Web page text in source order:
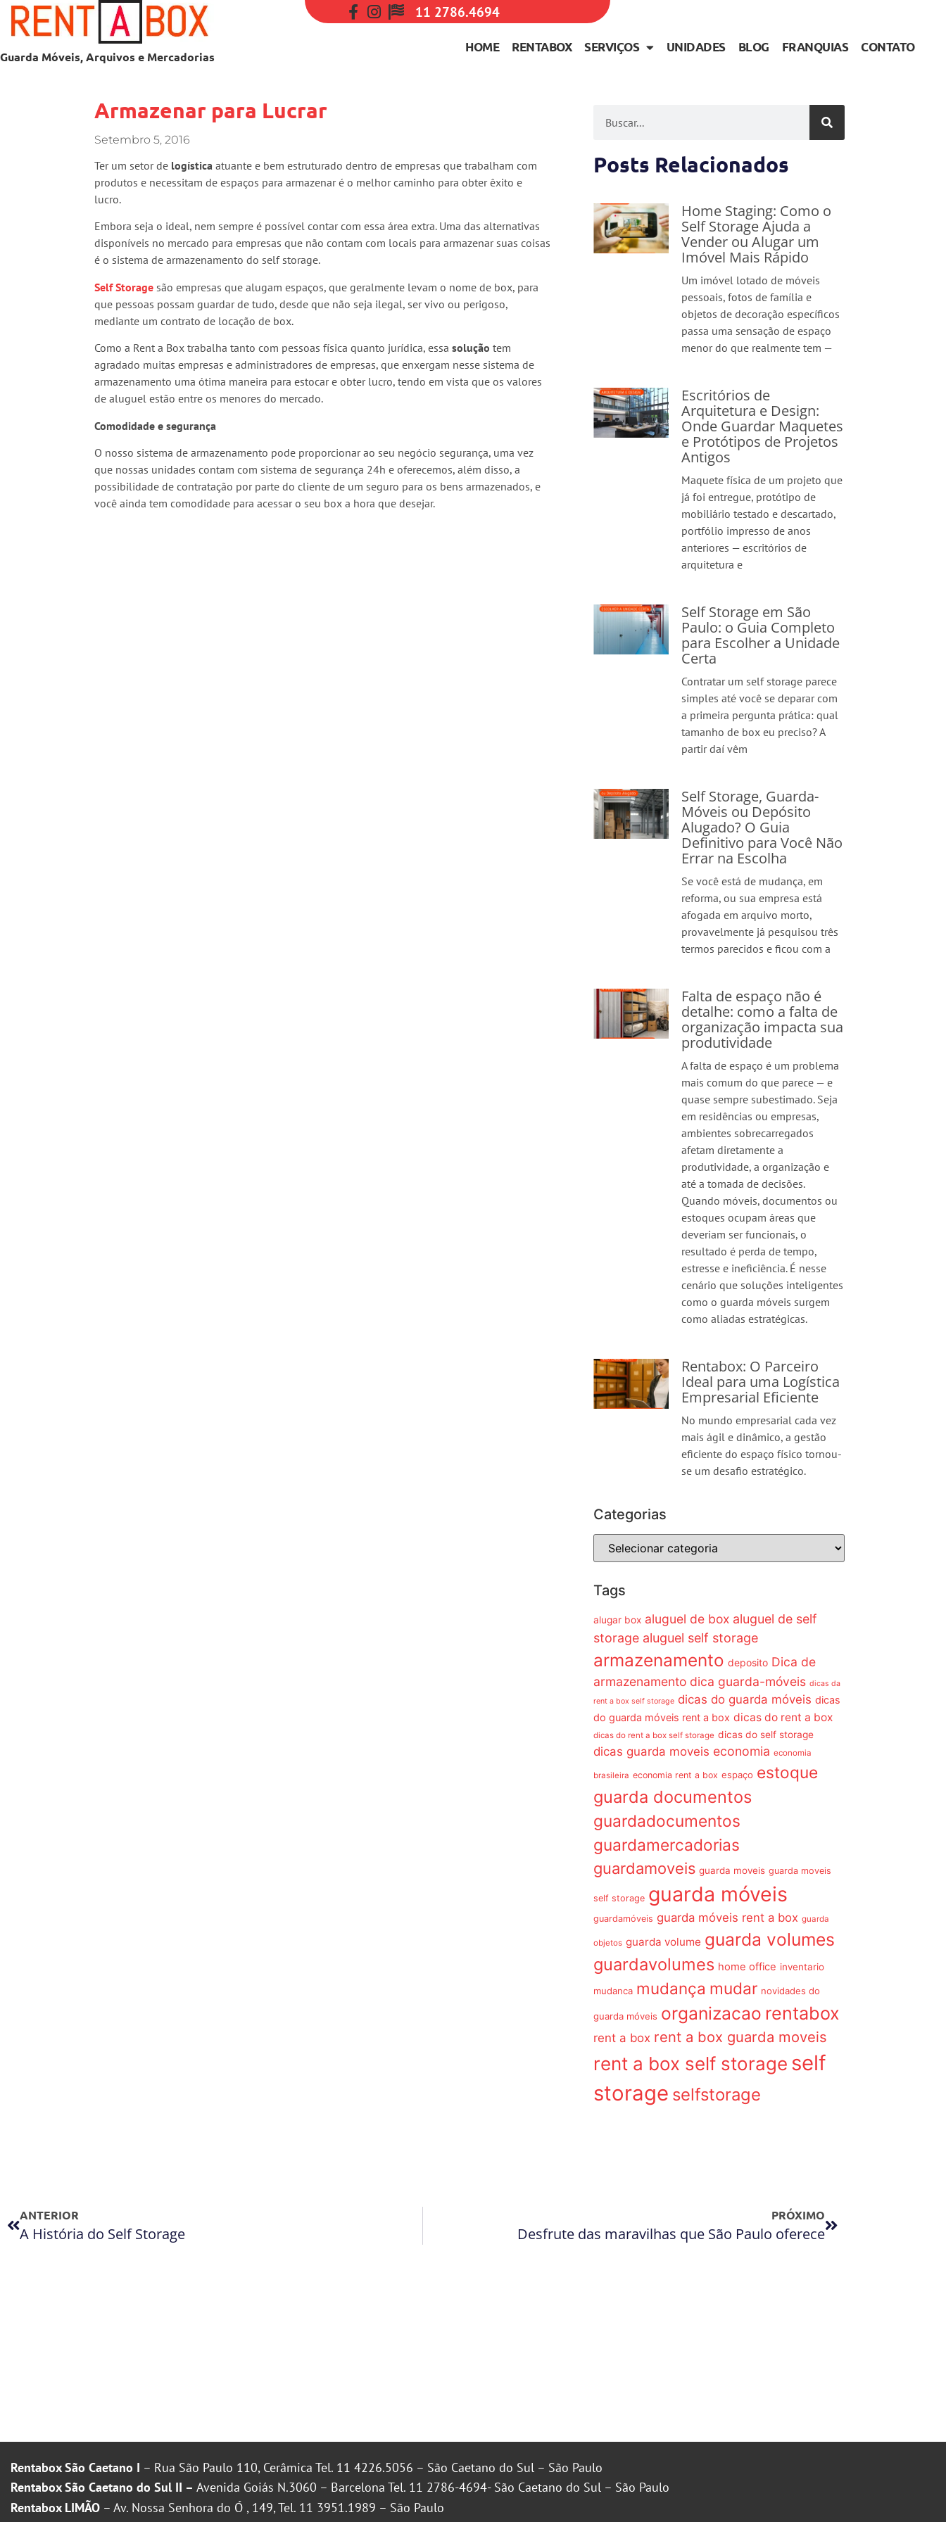
11 2786.4694
Guarda Móveis, Arquivos e Mercadorias
HOME RENTABOX SERVIÇOS UNIDADES BLOG FRANQUIAS CONTATO
Armazenar para Lucrar
Setembro 5, 2016
Ter um setor de logística atuante e bem estruturado dentro de empresas que trabalham com
produtos e necessitam de espaços para armazenar é o melhor caminho para obter êxito e
lucro.
Embora seja o ideal, nem sempre é possível contar com essa área extra. Uma das alternativas
disponíveis no mercado para empresas que não contam com locais para armazenar suas coisas
é o sistema de armazenamento do self storage.
Self Storage são empresas que alugam espaços, que geralmente levam o nome de box, para
que pessoas possam guardar de tudo, desde que não seja ilegal, ser vivo ou perigoso,
mediante um contrato de locação de box.
Como a Rent a Box trabalha tanto com pessoas física quanto jurídica, essasolução tem
agradado muitas empresas e administradores de empresas, que enxergam nesse sistema de
armazenamento uma ótima maneira para estocar e obter lucro, tendo em vista que os valores
de aluguel estão entre os menores do mercado.
Comodidade e segurança
O nosso sistema de armazenamento pode proporcionar ao seu negócio segurança, uma vez
que nossas unidades contam com sistema de segurança 24h e oferecemos, além disso, a
possibilidade de contratação por parte do cliente de um seguro para os bens armazenados, e
você ainda tem comodidade para acessar o seu box a hora que desejar.
Posts Relacionados
Home Staging: Como o
Self Storage Ajuda a
Vender ou Alugar um
Imóvel Mais Rápido
Um imóvel lotado de móveis
pessoais, fotos de família e
objetos de decoração específicos
passa uma sensação de espaço
menor do que realmente tem —
Escritórios de
Arquitetura e Design:
Onde Guardar Maquetes
e Protótipos de Projetos
Antigos
Maquete física de um projeto que
já foi entregue, protótipo de
mobiliário testado e descartado,
portfólio impresso de anos
anteriores — escritórios de
arquitetura e
Self Storage em São
Paulo: o Guia Completo
para Escolher a Unidade
Certa
Contratar um self storage parece
simples até você se deparar com
a primeira pergunta prática: qual
tamanho de box eu preciso? A
partir daí vêm
Self Storage, Guarda-
Móveis ou Depósito
Alugado? O Guia
Definitivo para Você Não
Errar na Escolha
Se você está de mudança, em
reforma, ou sua empresa está
afogada em arquivo morto,
provavelmente já pesquisou três
termos parecidos e ficou com a
Falta de espaço não é
detalhe: como a falta de
organização impacta sua
produtividade
A falta de espaço é um problema
mais comum do que parece — e
quase sempre subestimado. Seja
em residências ou empresas,
ambientes sobrecarregados
afetam diretamente a
produtividade, a organização e
até a tomada de decisões.
Quando móveis, documentos ou
estoques ocupam áreas que
deveriam ser funcionais, o
resultado é perda de tempo,
estresse e ineficiência. É nesse
cenário que soluções inteligentes
como o guarda móveis surgem
como aliadas estratégicas.
Rentabox: O Parceiro
Ideal para uma Logística
Empresarial Eficiente
No mundo empresarial cada vez
mais ágil e dinâmico, a gestão
eficiente do espaço físico tornou-
se um desafio estratégico.
Categorias
Tags
alugar box aluguel de box aluguel de self
storage aluguel self storage
armazenamento deposito Dica de
armazenamento dica guarda-móveis dicas da
rent a box self storage dicas do guarda móveis dicas
do guarda móveis rent a box dicas do rent a box
dicas do rent a box self storage dicas do self storage
dicas guarda moveis economia economia
brasileira economia rent a box espaço estoque
guarda documentos
guardadocumentos
guardamercadorias
guardamoveis guarda moveis guarda moveis
self storage guarda móveis
guardamóveis guarda móveis rent a box guarda
objetos guarda volume guarda volumes
guardavolumes home office inventario
mudanca mudança mudar novidades do
guarda móveis organizacao rentabox
rent a box rent a box guarda moveis
rent a box self storage self
storage selfstorage
ANTERIOR
A História do Self Storage
PRÓXIMO
Desfrute das maravilhas que São Paulo oferece
Rentabox São Caetano I – Rua São Paulo 110, Cerâmica Tel. 11 4226.5056 – São Caetano do Sul – São Paulo
Rentabox São Caetano do Sul II – Avenida Goiás N.3060 – Barcelona Tel. 11 2786-4694- São Caetano do Sul – São Paulo
Rentabox LIMÃO – Av. Nossa Senhora do Ó , 149, Tel. 11 3951.1989 – São Paulo